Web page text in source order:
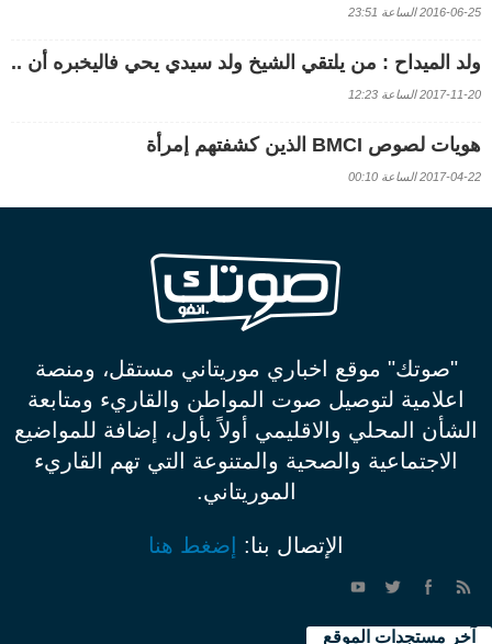
2016-06-25 الساعة 23:51
ولد الميداح : من يلتقي الشيخ ولد سيدي يحي فاليخبره أن ..
2017-11-20 الساعة 12:23
هويات لصوص BMCI الذين كشفتهم إمرأة
2017-04-22 الساعة 00:10
"صوتك" موقع اخباري موريتاني مستقل، ومنصة
اعلامية لتوصيل صوت المواطن والقاريء ومتابعة
الشأن المحلي والاقليمي أولاً بأول، إضافة للمواضيع
الاجتماعية والصحية والمتنوعة التي تهم القاريء
الموريتاني.
الإتصال بنا: إضغط هنا
آخر مستجدات الموقع